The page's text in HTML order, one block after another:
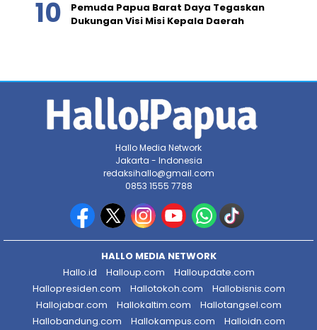
Pemuda Papua Barat Daya Tegaskan
Dukungan Visi Misi Kepala Daerah
Hallo Media Network
Jakarta - Indonesia
redaksihallo@gmail.com
0853 1555 7788
HALLO MEDIA NETWORK
Hallo.id
Halloup.com
Halloupdate.com
Hallopresiden.com
Hallotokoh.com
Hallobisnis.com
Hallojabar.com
Hallokaltim.com
Hallotangsel.com
Hallobandung.com
Hallokampus.com Halloidn.com